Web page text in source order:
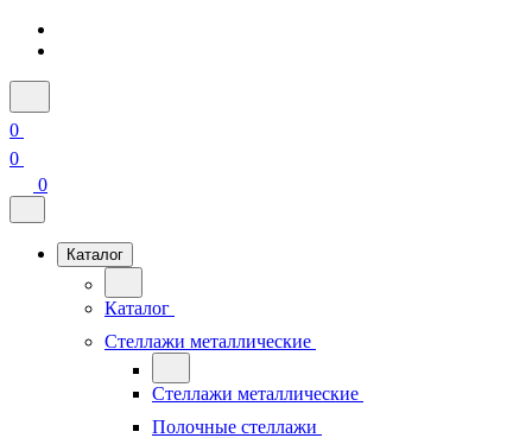
0
0
0
Каталог
Каталог
Стеллажи металлические
Стеллажи металлические
Полочные стеллажи